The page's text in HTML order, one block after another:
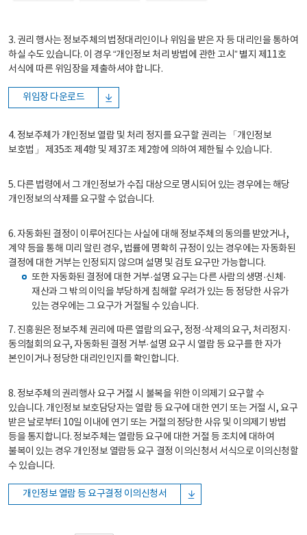
3. 권리 행사는 정보주체의 법정대리인이나 위임을 받은 자 등 대리인을 통하여
하실 수도 있습니다. 이 경우 “개인정보 처리 방법에 관한 고시” 별지 제11호
서식에 따른 위임장을 제출하셔야 합니다.
위임장 다운로드
4. 정보주체가 개인정보 열람 및 처리 정지를 요구할 권리는 「개인정보
보호법」 제35조 제4항 및 제37조 제2항에 의하여 제한될 수 있습니다.
5. 다른 법령에서 그 개인정보가 수집 대상으로 명시되어 있는 경우에는 해당
개인정보의 삭제를 요구할 수 없습니다.
6. 자동화된 결정이 이루어진다는 사실에 대해 정보주체의 동의를 받았거나,
계약 등을 통해 미리 알린 경우, 법률에 명확히 규정이 있는 경우에는 자동화된
결정에 대한 거부는 인정되지 않으며 설명 및 검토 요구만 가능합니다.
또한 자동화된 결정에 대한 거부·설명 요구는 다른 사람의 생명·신체·
재산과 그 밖의 이익을 부당하게 침해할 우려가 있는 등 정당한 사유가
있는 경우에는 그 요구가 거절될 수 있습니다.
7. 진흥원은 정보주체 권리에 따른 열람의 요구, 정정·삭제의 요구, 처리정지·
동의철회의 요구, 자동화된 결정 거부·설명 요구 시 열람 등 요구를 한 자가
본인이거나 정당한 대리인인지를 확인합니다.
8. 정보주체의 권리행사 요구 거절 시 불복을 위한 이의제기 요구할 수
있습니다. 개인정보 보호담당자는 열람 등 요구에 대한 연기 또는 거절 시, 요구
받은 날로부터 10일 이내에 연기 또는 거절의 정당한 사유 및 이의제기 방법
등을 통지합니다. 정보주체는 열람등 요구에 대한 거절 등 조치에 대하여
불복이 있는 경우 개인정보 열람등 요구 결정 이의신청서 서식으로 이의신청할
수 있습니다.
개인정보 열람 등 요구결정 이의신청서